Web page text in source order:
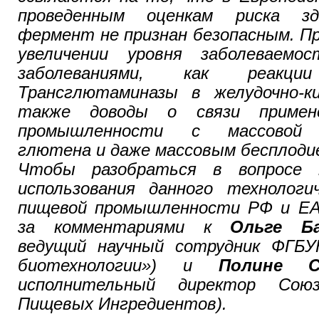
проведенным оценкам риска
фермент не признан безопасным.
увеличении уровня
заболеваниями, как
Трансглютаминазы в
также доводы о связи
промышленности с массовой
глютена и даже массовым
Чтобы разобраться в вопросе
использования данного
пищевой промышленности РФ и
за комментариями к Ольге
ведущий научный сотрудник
биотехнологии») и Полине
исполнительный директор
Пищевых Ингредиентов).